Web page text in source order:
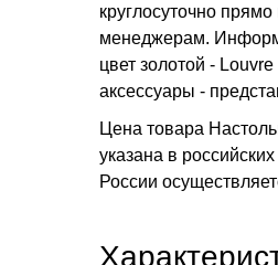
круглосуточно
менеджерам.
цвет золотой -
аксессуары -
Цена товара
указана в
России